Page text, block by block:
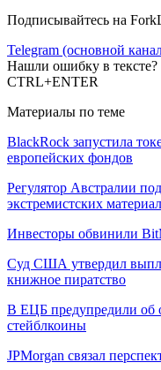
Подписывайтесь на
Telegram (основной
Нашли ошибку в
CTRL+ENTER
Материалы по теме
BlackRock запустила
европейских фондов
Регулятор Австралии
экстремистских
Инвесторы обвинили
Суд США утвердил
книжное пиратство
В ЕЦБ предупредили об
стейблкоины
JPMorgan связал